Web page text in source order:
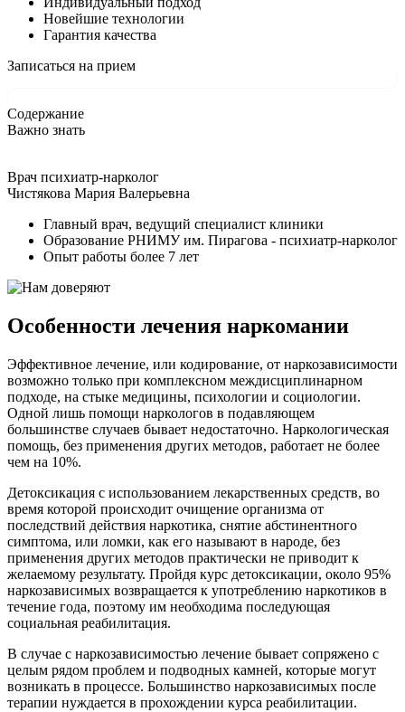
Новейшие технологии
Гарантия качества
Записаться на прием
Содержание
Важно знать
Врач психиатр-нарколог
Чистякова Мария Валерьевна
Главный врач, ведущий специалист клиники
Образование РНИМУ им. Пирагова - психиатр-нарколог
Опыт работы более 7 лет
Особенности лечения наркомании
Эффективное лечение, или кодирование, от наркозависимости
возможно только при комплексном междисциплинарном
подходе, на стыке медицины, психологии и социологии.
Одной лишь помощи наркологов в подавляющем
большинстве случаев бывает недостаточно. Наркологическая
помощь, без применения других методов, работает не более
чем на 10%.
Детоксикация с использованием лекарственных средств, во
время которой происходит очищение организма от
последствий действия наркотика, снятие абстинентного
симптома, или ломки, как его называют в народе, без
применения других методов практически не приводит к
желаемому результату. Пройдя курс детоксикации, около 95%
наркозависимых возвращается к употреблению наркотиков в
течение года, поэтому им необходима последующая
социальная реабилитация.
В случае с наркозависимостью лечение бывает сопряжено с
целым рядом проблем и подводных камней, которые могут
возникать в процессе. Большинство наркозависимых после
терапии нуждается в прохождении курса реабилитации.